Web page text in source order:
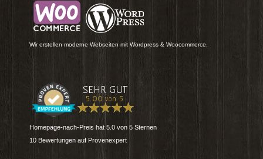
Wir erstellen moderne Webseiten mit Wordpress & Woocommerce.
Homepage-nach-Preis hat 5.0 von 5 Sternen
10 Bewertungen auf Provenexpert